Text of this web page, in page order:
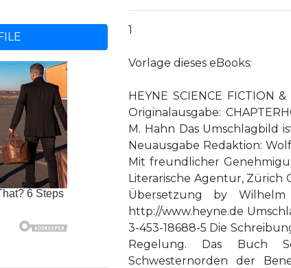
1
Vorlage dieses eBooks:
HEYNE SCIENCE FICTION
Originalausgabe:
M. Hahn Das Umschlagbild
Neuausgabe Redaktion:
Mit freundlicher
Literarische Agentur, Zürich
Übersetzung by
http://www.heyne.de
3-453-18688-5 Die
Regelung. Das Buch
Schwesternorden der